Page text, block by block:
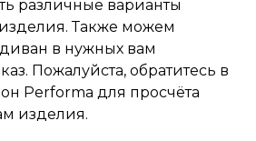
различные варианты
Также можем
диван в нужных вам
Пожалуйста, обратитесь в
Performa для просчёта
изделия.